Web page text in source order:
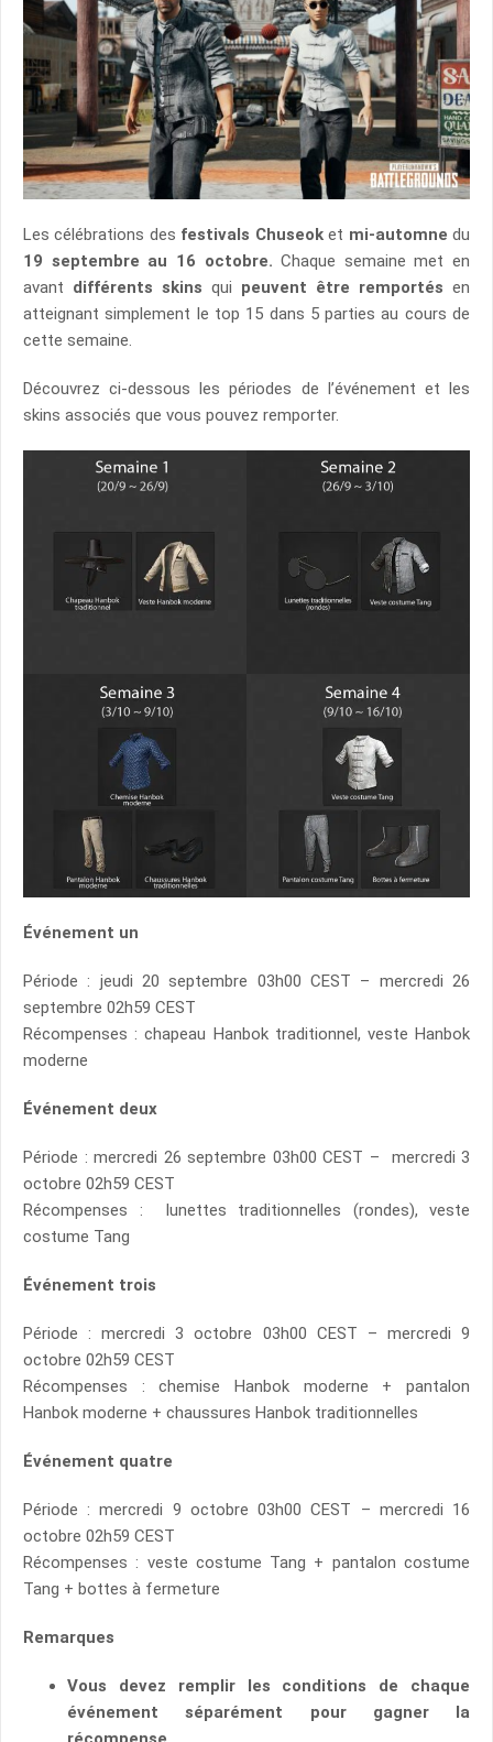
Les célébrations des festivals Chuseoket mi-automne du
19 septembre au 16 octobre. Chaque semaine met en
avant différents skins qui peuvent être remportés en
atteignant simplement le top 15 dans 5 parties au cours de
cette semaine.
Découvrez ci-dessous les périodes de l’événement et les
skins associés que vous pouvez remporter.
Événement un
Période : jeudi 20 septembre 03h00 CEST – mercredi 26
septembre 02h59 CEST
Récompenses : chapeau Hanbok traditionnel, veste Hanbok
moderne
Événement deux
Période : mercredi 26 septembre 03h00 CEST – mercredi 3
octobre 02h59 CEST
Récompenses : lunettes traditionnelles (rondes), veste
costume Tang
Événement trois
Période : mercredi 3 octobre 03h00 CEST – mercredi 9
octobre 02h59 CEST
Récompenses : chemise Hanbok moderne + pantalon
Hanbok moderne + chaussures Hanbok traditionnelles
Événement quatre
Période : mercredi 9 octobre 03h00 CEST – mercredi 16
octobre 02h59 CEST
Récompenses : veste costume Tang + pantalon costume
Tang + bottes à fermeture
Remarques
Vous devez remplir les conditions de chaque
événement séparément pour gagner la